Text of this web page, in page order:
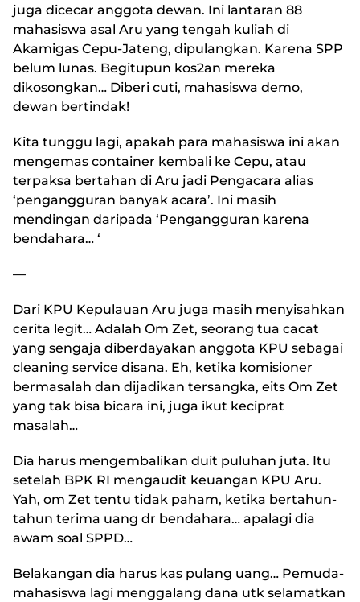
juga dicecar anggota dewan. Ini lantaran 88
mahasiswa asal Aru yang tengah kuliah di
Akamigas Cepu-Jateng, dipulangkan. Karena SPP
belum lunas. Begitupun kos2an mereka
dikosongkan… Diberi cuti, mahasiswa demo,
dewan bertindak!
Kita tunggu lagi, apakah para mahasiswa ini akan
mengemas container kembali ke Cepu, atau
terpaksa bertahan di Aru jadi Pengacara alias
‘pengangguran banyak acara’. Ini masih
mendingan daripada ‘Pengangguran karena
bendahara… ‘
—
Dari KPU Kepulauan Aru juga masih menyisahkan
cerita legit… Adalah Om Zet, seorang tua cacat
yang sengaja diberdayakan anggota KPU sebagai
cleaning service disana. Eh, ketika komisioner
bermasalah dan dijadikan tersangka, eits Om Zet
yang tak bisa bicara ini, juga ikut keciprat
masalah…
Dia harus mengembalikan duit puluhan juta. Itu
setelah BPK RI mengaudit keuangan KPU Aru.
Yah, om Zet tentu tidak paham, ketika bertahun-
tahun terima uang dr bendahara… apalagi dia
awam soal SPPD…
Belakangan dia harus kas pulang uang… Pemuda-
mahasiswa lagi menggalang dana utk selamatkan